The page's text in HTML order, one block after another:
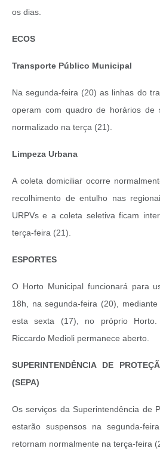
os dias.
ECOS
Transporte Público Municipal
Na segunda-feira (20) as linhas do
operam com quadro de horários
normalizado na terça (21).
Limpeza Urbana
A coleta domiciliar ocorre
recolhimento de entulho nas
URPVs e a coleta seletiva ficam
terça-feira (21).
ESPORTES
O Horto Municipal funcionará para
18h, na segunda-feira (20),
esta sexta (17), no próprio Horto.
Riccardo Medioli permanece aberto.
SUPERINTENDÊNCIA DE
(SEPA)
Os serviços da Superintendência de
estarão suspensos na segunda-
retornam normalmente na terça-feira